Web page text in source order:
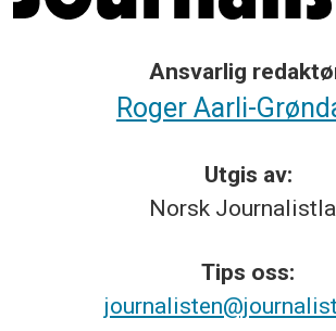
Ansvarlig
Roger Aarli-
Utgis av:
Norsk
Tips oss: